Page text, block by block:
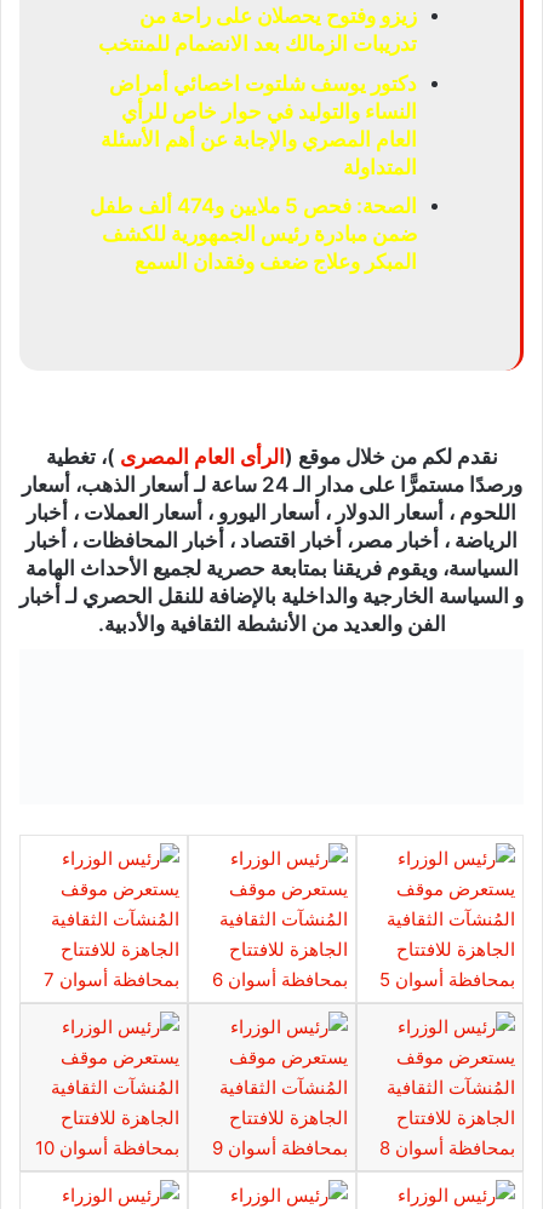
زيزو وفتوح يحصلان على راحة من
تدريبات الزمالك بعد الانضمام للمنتخب
دكتور يوسف شلتوت اخصائي أمراض
النساء والتوليد في حوار خاص للرأي
العام المصري والإجابة عن أهم الأسئلة
المتداولة
الصحة: فحص 5 ملايين و474 ألف طفل
ضمن مبادرة رئيس الجمهورية للكشف
المبكر وعلاج ضعف وفقدان السمع
نقدم لكم من خلال موقع ( الرأى العام المصرى )، تغطية
ورصدًا مستمرًّا على مدار الـ 24 ساعة لـ أسعار الذهب، أسعار
اللحوم ، أسعار الدولار ، أسعار اليورو ، أسعار العملات ، أخبار
الرياضة ، أخبار مصر، أخبار اقتصاد ، أخبار المحافظات ، أخبار
السياسة، ويقوم فريقنا بمتابعة حصرية لجميع الأحداث الهامة
و السياسة الخارجية والداخلية بالإضافة للنقل الحصري لـ أخبار
الفن والعديد من الأنشطة الثقافية والأدبية.